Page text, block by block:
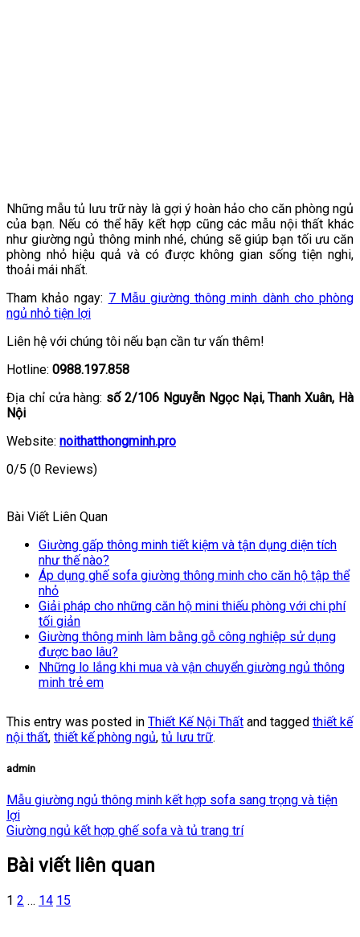
Những mẫu tủ lưu trữ này là gợi ý hoàn hảo cho căn phòng ngủ
của bạn. Nếu có thể hãy kết hợp cũng các mẫu nội thất khác
như giường ngủ thông minh nhé, chúng sẽ giúp bạn tối ưu căn
phòng nhỏ hiệu quả và có được không gian sống tiện nghi,
thoải mái nhất.
Tham khảo ngay: 7 Mẫu giường thông minh dành cho phòng
ngủ nhỏ tiện lợi
Liên hệ với chúng tôi nếu bạn cần tư vấn thêm!
Hotline: 0988.197.858
Địa chỉ cửa hàng: số 2/106 Nguyễn Ngọc Nại, Thanh Xuân, Hà
Nội
Website: noithatthongminh.pro
0/5 (0 Reviews)
Bài Viết Liên Quan
Giường gấp thông minh tiết kiệm và tận dụng diện tích
như thế nào?
Áp dụng ghế sofa giường thông minh cho căn hộ tập thể
nhỏ
Giải pháp cho những căn hộ mini thiếu phòng với chi phí
tối giản
Giường thông minh làm bằng gỗ công nghiệp sử dụng
được bao lâu?
Những lo lắng khi mua và vận chuyển giường ngủ thông
minh trẻ em
This entry was posted in Thiết Kế Nội Thất and tagged thiết kế
nội thất, thiết kế phòng ngủ, tủ lưu trữ.
admin
Mẫu giường ngủ thông minh kết hợp sofa sang trọng và tiện
lợi
Giường ngủ kết hợp ghế sofa và tủ trang trí
Bài viết liên quan
1 2 … 14 15